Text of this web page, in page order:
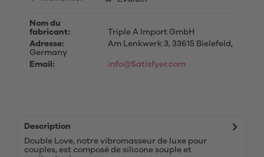
Nom du
fabricant:
Triple A Import GmbH
Adresse:
Am Lenkwerk 3, 33615 Bielefeld,
Germany
Email:
info@Satisfyer.com
Description
Double Love, notre vibromasseur de luxe pour
couples, est composé de silicone souple et